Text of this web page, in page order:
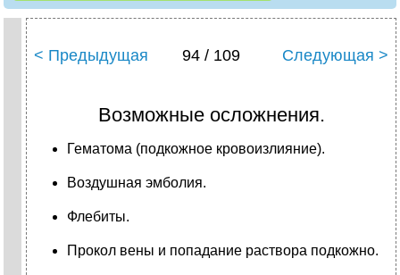
< Предыдущая 94 / 109 Следующая >
Возможные осложнения.
Гематома (подкожное кровоизлияние).
Воздушная эмболия.
Флебиты.
Прокол вены и попадание раствора подкожно.